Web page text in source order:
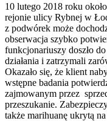
10 lutego 2018 roku
rejonie ulicy Rybnej w
z podwórek może
obserwacja szybko
funkcjonariuszy doszło
działania i zatrzymali
Okazało się, że klient
wstępne badania
zajmowanym przez
przeszukanie.
także marihuanę ukrytą